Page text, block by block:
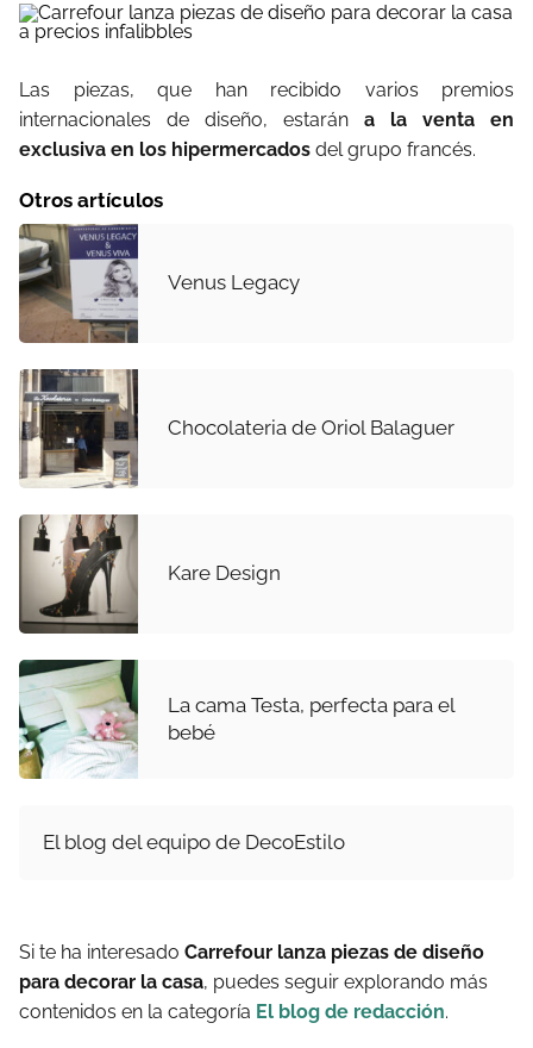
Las piezas, que han recibido varios premios
internacionales de diseño, estarán a la venta en
exclusiva en los hipermercados del grupo francés.
Otros artículos
Venus Legacy
Chocolateria de Oriol Balaguer
Kare Design
La cama Testa, perfecta para el
bebé
El blog del equipo de DecoEstilo
Si te ha interesado Carrefour lanza piezas de diseño
para decorar la casa, puedes seguir explorando más
contenidos en la categoría El blog de redacción.